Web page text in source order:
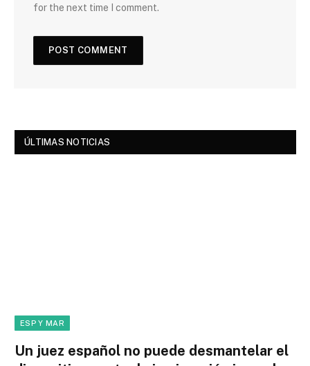
for the next time I comment.
ÚLTIMAS NOTICIAS
ESP Y MAR
Un juez español no puede desmantelar el